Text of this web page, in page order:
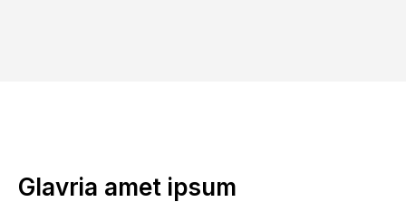
Glavria amet ipsum